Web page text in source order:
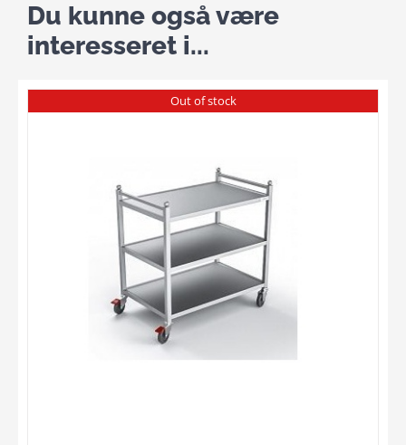
Du kunne også være
interesseret i...
Out of stock